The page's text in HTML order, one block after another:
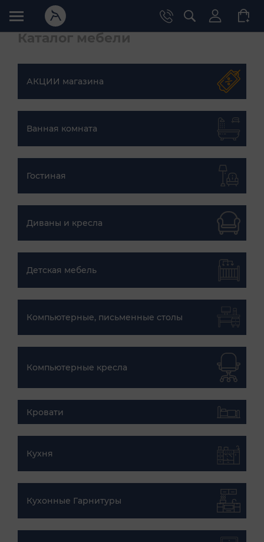
Каталог мебели
АКЦИИ магазина
Ванная комната
Гостиная
Диваны и кресла
Детская мебель
Компьютерные, письменные столы
Компьютерные кресла
Кровати
Кухня
Кухонные Гарнитуры